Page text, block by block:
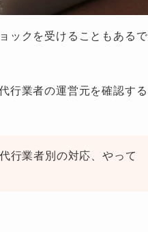
ックを受けることもあるで
行業者の運営元を確認する
行業者別の対応、やって